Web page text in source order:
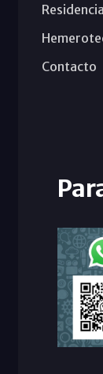
Contacto